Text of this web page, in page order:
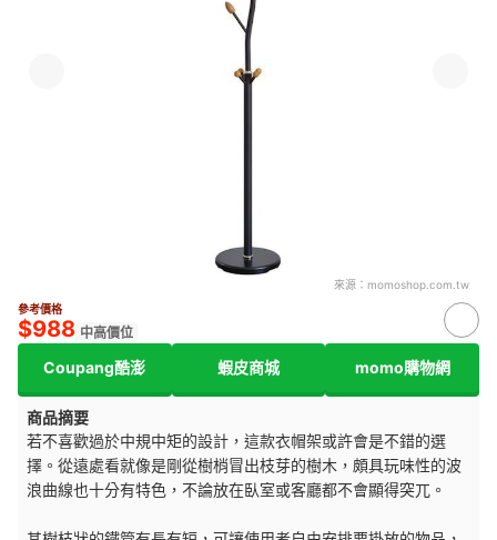
來源： momoshop.com.tw
參考價格
$988 中高價位
Coupang酷澎 蝦皮商城 momo購物網
商品摘要
若不喜歡過於中規中矩的設計，這款衣帽架或許會是不錯的選
擇。從遠處看就像是剛從樹梢冒出枝芽的樹木，頗具玩味性的波
浪曲線也十分有特色，不論放在臥室或客廳都不會顯得突兀。